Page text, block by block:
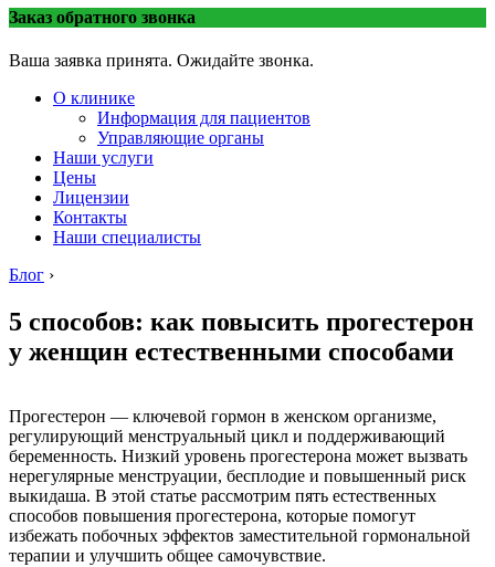
Заказ обратного звонка
Ваша заявка принята. Ожидайте звонка.
О клинике
Информация для пациентов
Управляющие органы
Наши услуги
Цены
Лицензии
Контакты
Наши специалисты
Блог ›
5 способов: как повысить прогестерон
у женщин естественными способами
Прогестерон — ключевой гормон в женском организме,
регулирующий менструальный цикл и поддерживающий
беременность. Низкий уровень прогестерона может вызвать
нерегулярные менструации, бесплодие и повышенный риск
выкидаша. В этой статье рассмотрим пять естественных
способов повышения прогестерона, которые помогут
избежать побочных эффектов заместительной гормональной
терапии и улучшить общее самочувствие.